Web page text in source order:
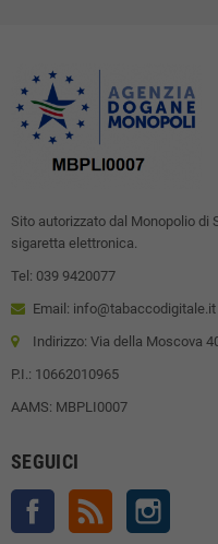
Sito autorizzato dal Monopolio di
sigaretta elettronica.
Tel: 039 9420077
Email: info@tabaccodigitale.it
Indirizzo: Via della Moscova
P.I.: 10662010965
AAMS: MBPLI0007
SEGUICI
Facebook Rss